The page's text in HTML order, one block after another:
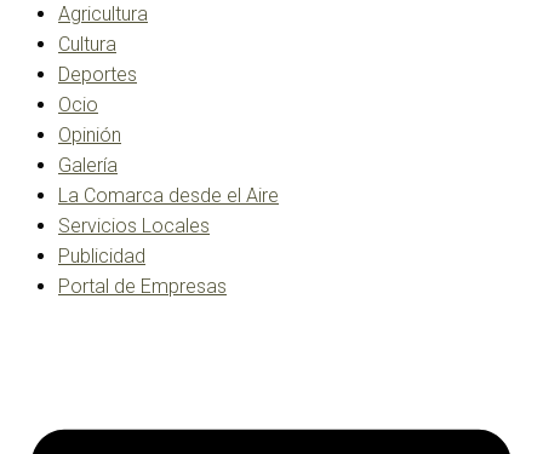
Agricultura
Cultura
Deportes
Ocio
Opinión
Galería
La Comarca desde el Aire
Servicios Locales
Publicidad
Portal de Empresas